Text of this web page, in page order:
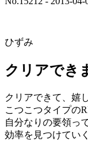
ひずみ
クリアでき
クリアできて、嬉
こつこつタイプの
自分なりの要領っ
効率を見つけてい